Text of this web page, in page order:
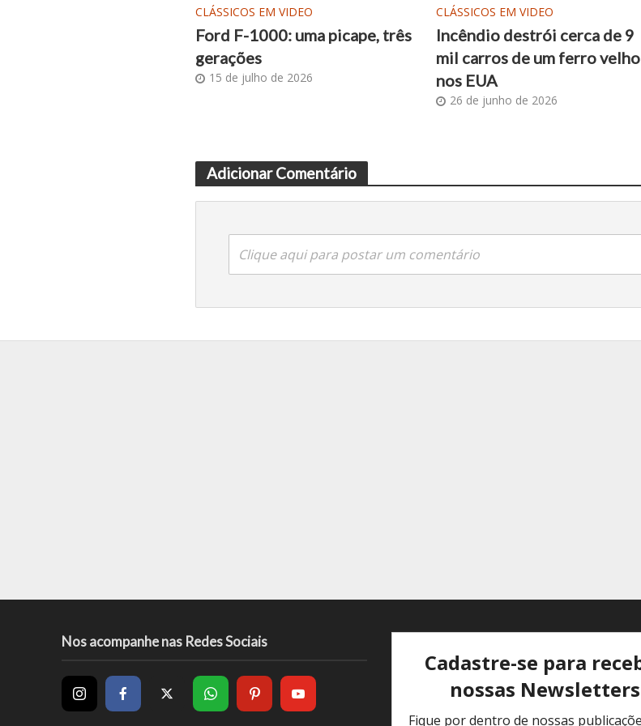
CLÁSSICOS EM VIDEO
Ford F-1000: uma picape, três
gerações
15 de julho de 2026
CLÁSSICOS EM VIDEO
Incêndio destrói cerca de 9
mil carros de um ferro velho
nos EUA
26 de junho de 2026
Adicionar Comentário
Clique aqui para postar um comentário
Nos acompanhe nas Redes Sociais